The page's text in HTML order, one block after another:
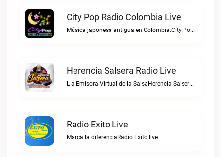
City Pop Radio Colombia Live
Música japonesa antigua en Colombia.City Pop Radio Colombia live
Herencia Salsera Radio Live
L a Emisora Virtual de la SalsaHerencia Salsera Radio live
Radio Exito Live
Marca la diferenciaRadio Exito live